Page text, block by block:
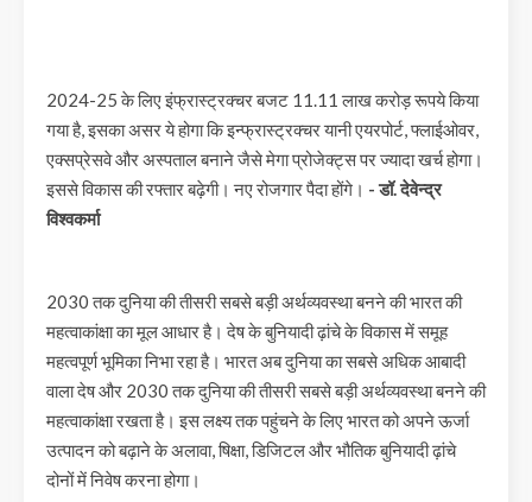
2024-25 के लिए इंफ्रास्ट्रक्चर बजट 11.11 लाख करोड़ रूपये किया
गया है, इसका असर ये होगा कि इन्फ्रास्ट्रक्चर यानी एयरपोर्ट, फ्लाईओवर,
एक्सप्रेसवे और अस्पताल बनाने जैसे मेगा प्रोजेक्ट्स पर ज्यादा खर्च होगा।
इससे विकास की रफ्तार बढ़ेगी। नए रोजगार पैदा होंगे। - डॉ. देवेन्द्र
विश्वकर्मा
2030 तक दुनिया की तीसरी सबसे बड़ी अर्थव्यवस्था बनने की भारत की
महत्वाकांक्षा का मूल आधार है। देष के बुनियादी ढ़ांचे के विकास में समूह
महत्वपूर्ण भूमिका निभा रहा है। भारत अब दुनिया का सबसे अधिक आबादी
वाला देष और 2030 तक दुनिया की तीसरी सबसे बड़ी अर्थव्यवस्था बनने की
महत्वाकांक्षा रखता है। इस लक्ष्य तक पहुंचने के लिए भारत को अपने ऊर्जा
उत्पादन को बढ़ाने के अलावा, षिक्षा, डिजिटल और भौतिक बुनियादी ढ़ांचे
दोनों में निवेष करना होगा।